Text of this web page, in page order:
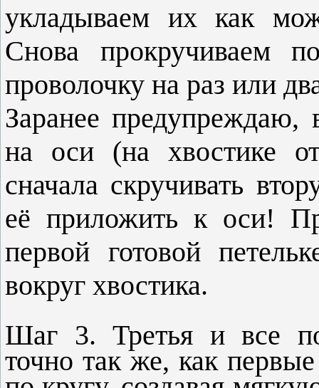
укладываем их как
Снова прокручиваем
проволочку на раз или
Заранее предупреждаю,
на оси (на хвостике
сначала скручивать
её приложить к оси!
первой готовой
вокруг хвостика.
Шаг 3. Третья и все
точно так же, как